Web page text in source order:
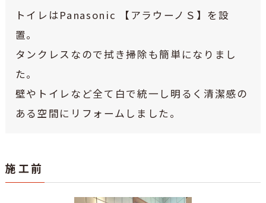
トイレはPanasonic 【アラウーノＳ】を設
置。
タンクレスなので拭き掃除も簡単になりまし
た。
壁やトイレなど全て白で統一し明るく清潔感の
ある空間にリフォームしました。
施工前